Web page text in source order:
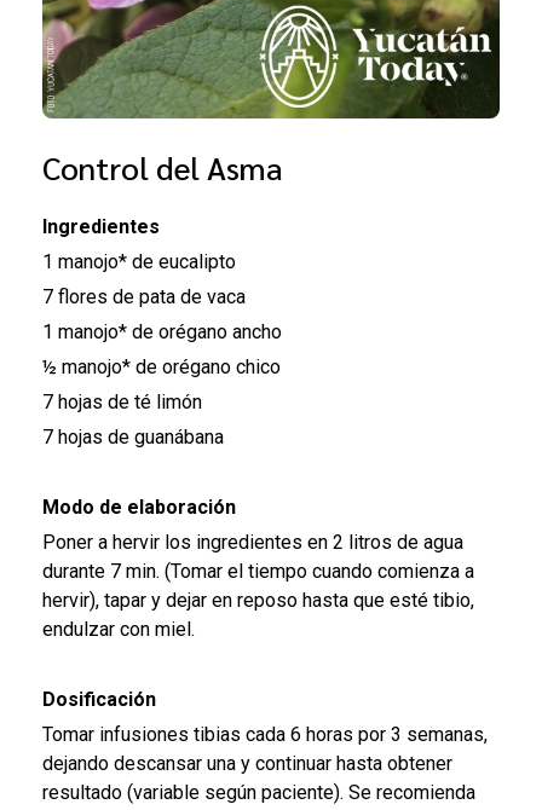
Control del Asma
Ingredientes
1 manojo* de eucalipto
7 flores de pata de vaca
1 manojo* de orégano ancho
½ manojo* de orégano chico
7 hojas de té limón
7 hojas de guanábana
Modo de elaboración
Poner a hervir los ingredientes en 2 litros de agua
durante 7 min. (Tomar el tiempo cuando comienza a
hervir), tapar y dejar en reposo hasta que esté tibio,
endulzar con miel.
Dosificación
Tomar infusiones tibias cada 6 horas por 3 semanas,
dejando descansar una y continuar hasta obtener
resultado (variable según paciente). Se recomienda